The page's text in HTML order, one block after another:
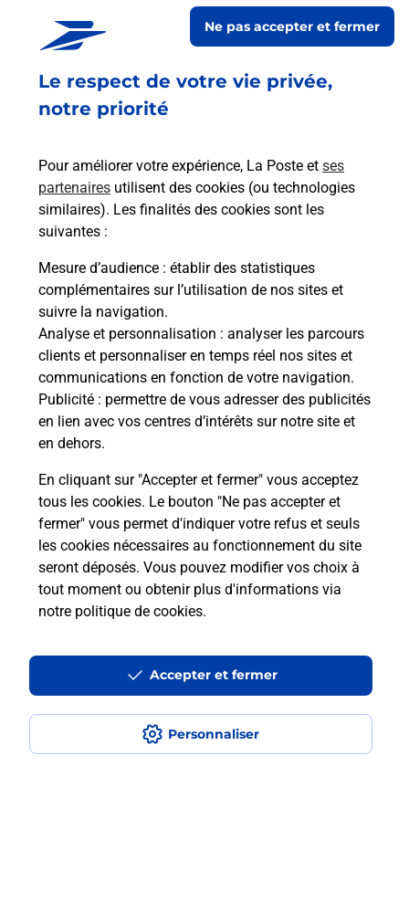
Le respect de votre vie privée,
notre priorité
Pour améliorer votre expérience, La Poste et ses
partenaires utilisent des cookies (ou technologies
similaires). Les finalités des cookies sont les
suivantes :
Mesure d’audience : établir des statistiques
complémentaires sur l’utilisation de nos sites et
suivre la navigation.
Analyse et personnalisation : analyser les parcours
clients et personnaliser en temps réel nos sites et
communications en fonction de votre navigation.
Publicité : permettre de vous adresser des publicités
en lien avec vos centres d’intérêts sur notre site et
en dehors.
En cliquant sur "Accepter et fermer" vous acceptez
tous les cookies. Le bouton "Ne pas accepter et
fermer" vous permet d'indiquer votre refus et seuls
les cookies nécessaires au fonctionnement du site
seront déposés. Vous pouvez modifier vos choix à
tout moment ou obtenir plus d'informations via
notre politique de cookies.
Personnaliser
Ne pas accepter et fermer
Accepter et fermer
Le lien s'ouvre dans un nouvel onglet
Services
En savoir plus
Envoyer un colis
JULES VERNE (44300) ? Découvrez toutes les
solutions proposées par La Poste.
En savoir plus
Quel est le prix d’une numérisation ?